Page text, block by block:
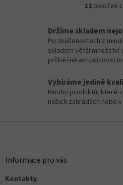
O
l
á
d
a
í
p
r
v
11položek
Držíme skladem
Po zkušenostech z
skladem větší množství
průběžně aktualizovat
Vybíráme jedině
Mnoho produktů, které
našich zahradách nebo
Informace pro vás
Kontakty